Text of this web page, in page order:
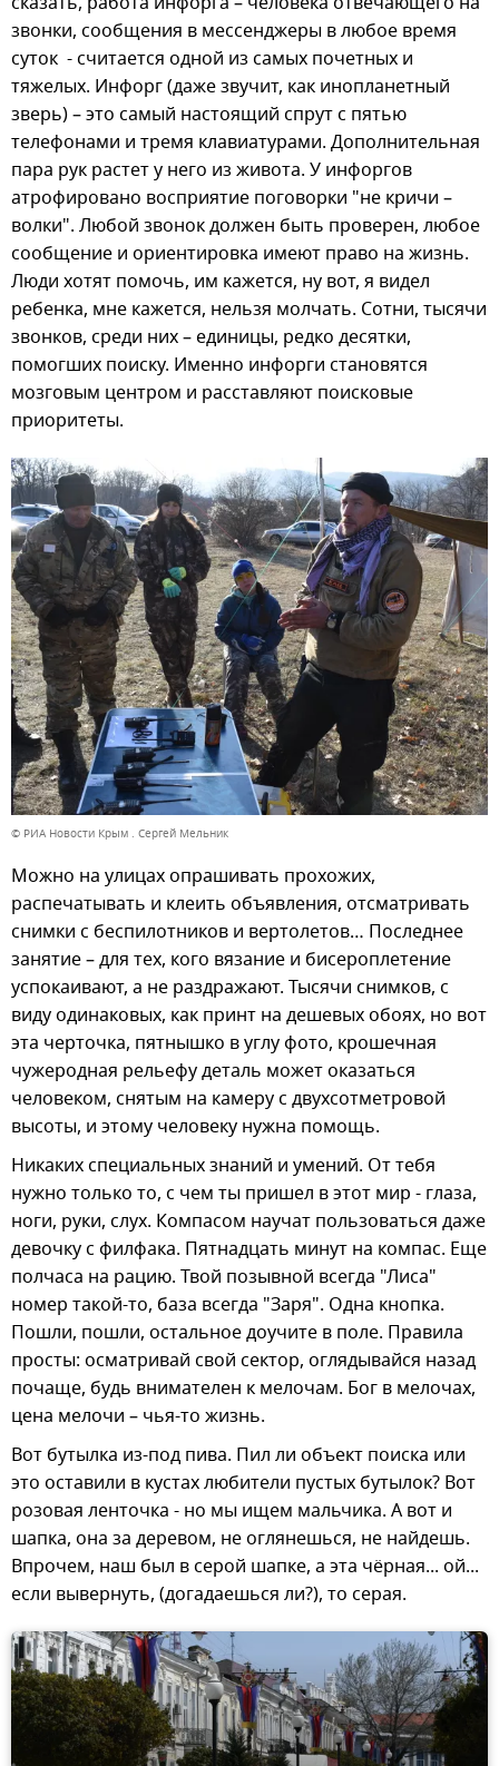
звонки, сообщения в мессенджеры в любое время
суток - считается одной из самых почетных и
тяжелых. Инфорг (даже звучит, как инопланетный
зверь) – это самый настоящий спрут с пятью
телефонами и тремя клавиатурами. Дополнительная
пара рук растет у него из живота. У инфоргов
атрофировано восприятие поговорки "не кричи –
волки". Любой звонок должен быть проверен, любое
сообщение и ориентировка имеют право на жизнь.
Люди хотят помочь, им кажется, ну вот, я видел
ребенка, мне кажется, нельзя молчать. Сотни, тысячи
звонков, среди них – единицы, редко десятки,
помогших поиску. Именно инфорги становятся
мозговым центром и расставляют поисковые
приоритеты.
© РИА Новости Крым . Сергей Мельник
Можно на улицах опрашивать прохожих,
распечатывать и клеить объявления, отсматривать
снимки с беспилотников и вертолетов… Последнее
занятие – для тех, кого вязание и бисероплетение
успокаивают, а не раздражают. Тысячи снимков, с
виду одинаковых, как принт на дешевых обоях, но вот
эта черточка, пятнышко в углу фото, крошечная
чужеродная рельефу деталь может оказаться
человеком, снятым на камеру с двухсотметровой
высоты, и этому человеку нужна помощь.
Никаких специальных знаний и умений. От тебя
нужно только то, с чем ты пришел в этот мир - глаза,
ноги, руки, слух. Компасом научат пользоваться даже
девочку с филфака. Пятнадцать минут на компас. Еще
полчаса на рацию. Твой позывной всегда "Лиса"
номер такой-то, база всегда "Заря". Одна кнопка.
Пошли, пошли, остальное доучите в поле. Правила
просты: осматривай свой сектор, оглядывайся назад
почаще, будь внимателен к мелочам. Бог в мелочах,
цена мелочи – чья-то жизнь.
Вот бутылка из-под пива. Пил ли объект поиска или
это оставили в кустах любители пустых бутылок? Вот
розовая ленточка - но мы ищем мальчика. А вот и
шапка, она за деревом, не оглянешься, не найдешь.
Впрочем, наш был в серой шапке, а эта чёрная... ой...
если вывернуть, (догадаешься ли?), то серая.